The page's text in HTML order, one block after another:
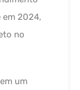
em 2024,
no
em um